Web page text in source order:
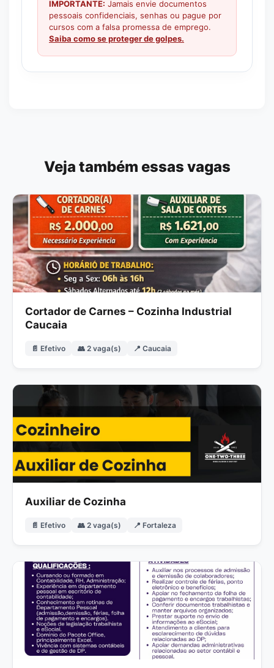
IMPORTANTE: Jamais envie documentos
pessoais confidenciais, senhas ou pague por
cursos com a falsa promessa de emprego.
Saiba como se proteger de golpes.
Veja também essas vagas
Cortador de Carnes – Cozinha Industrial
Caucaia
📄 Efetivo 👥 2 vaga(s) 📍 Caucaia
Auxiliar de Cozinha
📄 Efetivo 👥 2 vaga(s) 📍 Fortaleza